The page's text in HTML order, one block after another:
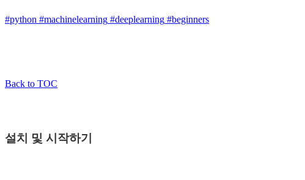
#python #machinelearning #deeplearning #beginners
Back to TOC
설치 및 시작하기